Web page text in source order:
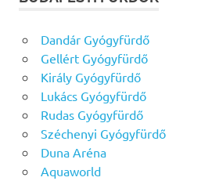
Dandár Gyógyfürdő
Gellért Gyógyfürdő
Király Gyógyfürdő
Lukács Gyógyfürdő
Rudas Gyógyfürdő
Széchenyi Gyógyfürdő
Duna Aréna
Aquaworld